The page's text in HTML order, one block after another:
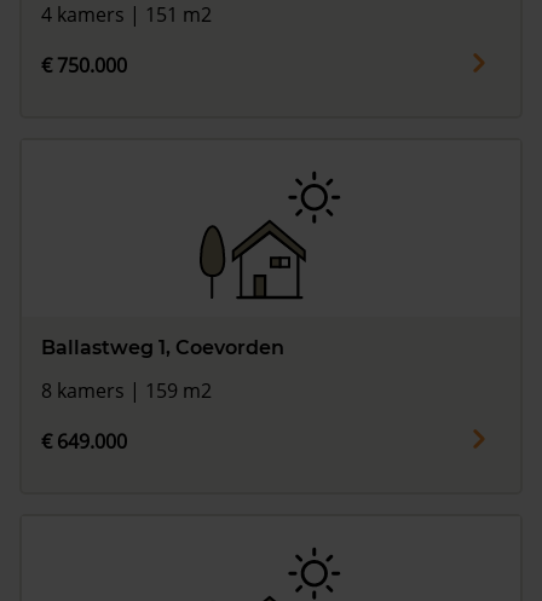
4 kamers | 151 m2
€ 750.000
Ballastweg 1, Coevorden
8 kamers | 159 m2
€ 649.000